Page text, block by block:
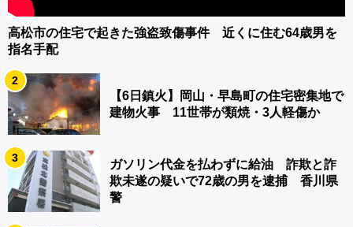
高松市の住宅で起きた強盗致傷事件 近くに住む64歳男を
指名手配
2
【6日鎮火】岡山・早島町の住宅密集地で
建物火事 11世帯が類焼・3人軽傷か
3
ガソリン代金を払わずに給油 詐欺と詐
欺未遂の疑いで72歳の男を逮捕 香川県
警